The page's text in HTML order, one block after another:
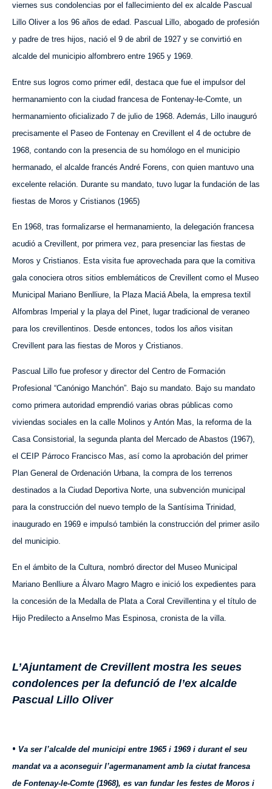
viernes sus condolencias por el fallecimiento del ex alcalde Pascual
Lillo Oliver a los 96 años de edad. Pascual Lillo, abogado de profesión
y padre de tres hijos, nació el 9 de abril de 1927 y se convirtió en
alcalde del municipio alfombrero entre 1965 y 1969.
Entre sus logros como primer edil, destaca que fue el impulsor del
hermanamiento con la ciudad francesa de Fontenay-le-Comte, un
hermanamiento oficializado 7 de julio de 1968. Además, Lillo inauguró
precisamente el Paseo de Fontenay en Crevillent el 4 de octubre de
1968, contando con la presencia de su homólogo en el municipio
hermanado, el alcalde francés André Forens, con quien mantuvo una
excelente relación. Durante su mandato, tuvo lugar la fundación de las
fiestas de Moros y Cristianos (1965)
En 1968, tras formalizarse el hermanamiento, la delegación francesa
acudió a Crevillent, por primera vez, para presenciar las fiestas de
Moros y Cristianos. Esta visita fue aprovechada para que la comitiva
gala conociera otros sitios emblemáticos de Crevillent como el Museo
Municipal Mariano Benlliure, la Plaza Maciá Abela, la empresa textil
Alfombras Imperial y la playa del Pinet, lugar tradicional de veraneo
para los crevillentinos. Desde entonces, todos los años visitan
Crevillent para las fiestas de Moros y Cristianos.
Pascual Lillo fue profesor y director del Centro de Formación
Profesional “Canónigo Manchón”. Bajo su mandato. Bajo su mandato
como primera autoridad emprendió varias obras públicas como
viviendas sociales en la calle Molinos y Antón Mas, la reforma de la
Casa Consistorial, la segunda planta del Mercado de Abastos (1967),
el CEIP Párroco Francisco Mas, así como la aprobación del primer
Plan General de Ordenación Urbana, la compra de los terrenos
destinados a la Ciudad Deportiva Norte, una subvención municipal
para la construcción del nuevo templo de la Santísima Trinidad,
inaugurado en 1969 e impulsó también la construcción del primer asilo
del municipio.
En el ámbito de la Cultura, nombró director del Museo Municipal
Mariano Benlliure a Álvaro Magro Magro e inició los expedientes para
la concesión de la Medalla de Plata a Coral Crevillentina y el título de
Hijo Predilecto a Anselmo Mas Espinosa, cronista de la villa.
L’Ajuntament de Crevillent mostra les seues
condolences per la defunció de l’ex alcalde
Pascual Lillo Oliver
• Va ser l’alcalde del municipi entre 1965 i 1969 i durant el seu
mandat va a aconseguir l’agermanament amb la ciutat francesa
de Fontenay-le-Comte (1968), es van fundar les festes de Moros i